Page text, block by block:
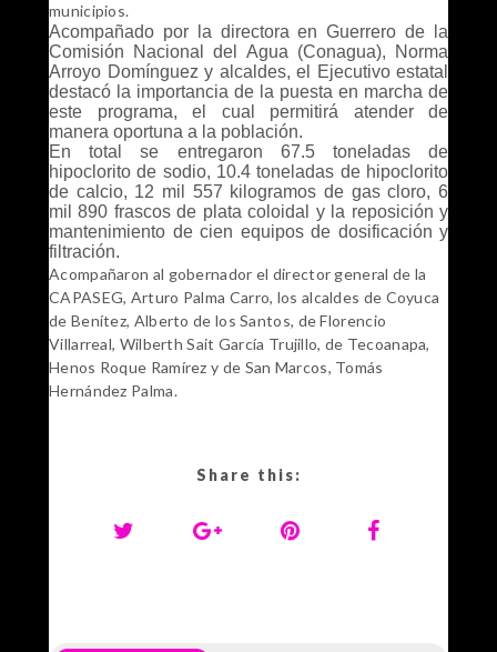
municipios.
Acompañado por la directora en Guerrero de la
Comisión Nacional del Agua (Conagua), Norma
Arroyo Domínguez y alcaldes, el Ejecutivo estatal
destacó la importancia de la puesta en marcha de
este programa, el cual permitirá atender de
manera oportuna a la población.
En total se entregaron 67.5 toneladas de
hipoclorito de sodio, 10.4 toneladas de hipoclorito
de calcio, 12 mil 557 kilogramos de gas cloro, 6
mil 890 frascos de plata coloidal y la reposición y
mantenimiento de cien equipos de dosificación y
filtración.
Acompañaron al gobernador el director general de la
CAPASEG, Arturo Palma Carro, los alcaldes de Coyuca
de Benítez, Alberto de los Santos, de Florencio
Villarreal, Wilberth Sait García Trujillo, de Tecoanapa,
Henos Roque Ramírez y de San Marcos, Tomás
Hernández Palma.
Share this: